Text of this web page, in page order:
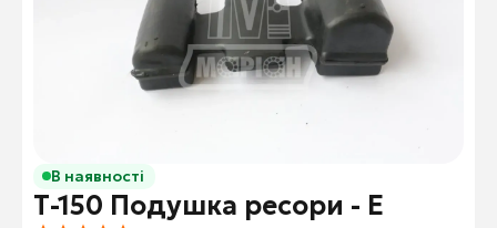
В наявності
Т-150 Подушка ресори - E